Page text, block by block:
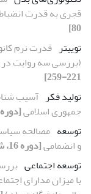
قجری به قدرت
80]
توییتر قدرت نرم
(بررسی سه روایت در
221-259]
تولید فکر آسیب
جمهوری اسلامی[دوره 16، شماره 1، 1400، صفحه 137-163]
توسعه مصالحه
و انضمامی[دوره 16، شماره 4، 1400، صفحه 181-219]
توسعه اجتماعی
با میزان مدارای